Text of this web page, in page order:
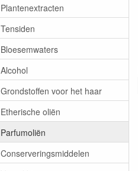
Plantenextracten
Tensiden
Bloesemwaters
Alcohol
Grondstoffen voor het haar
Etherische oliën
Parfumoliën
Conserveringsmiddelen